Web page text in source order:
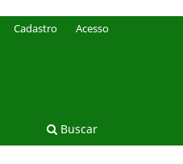
Buscar
Cadastro Acesso